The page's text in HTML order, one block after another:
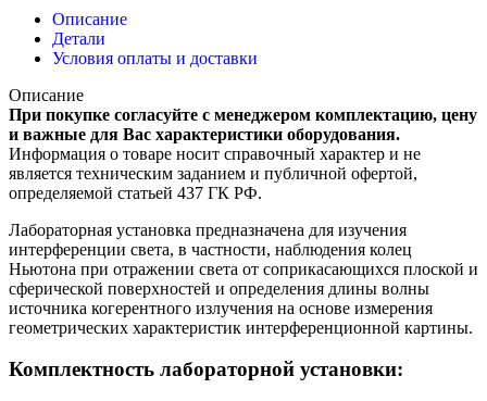
Описание
Детали
Условия оплаты и доставки
Описание
При покупке согласуйте с менеджером комплектацию, цену
и важные для Вас характеристики оборудования.
Информация о товаре носит справочный характер и не
является техническим заданием и публичной офертой,
определяемой статьей 437 ГК РФ.
Лабораторная установка предназначена для изучения
интерференции света, в частности, наблюдения колец
Ньютона при отражении света от соприкасающихся плоской и
сферической поверхностей и определения длины волны
источника когерентного излучения на основе измерения
геометрических характеристик интерференционной картины.
Комплектность лабораторной установки: